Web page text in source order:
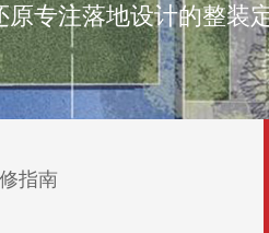
原专注落地设计的整装
指南